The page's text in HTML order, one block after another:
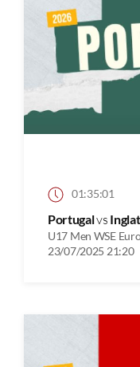
01:35:01
Portugalvs
U17 Men WSE
23/07/2025 21:20